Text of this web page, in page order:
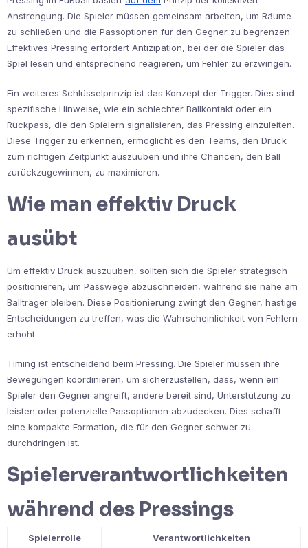
Anstrengung. Die Spieler müssen gemeinsam arbeiten, um Räume
zu schließen und die Passoptionen für den Gegner zu begrenzen.
Effektives Pressing erfordert Antizipation, bei der die Spieler das
Spiel lesen und entsprechend reagieren, um Fehler zu erzwingen.
Ein weiteres Schlüsselprinzip ist das Konzept der Trigger. Dies sind
spezifische Hinweise, wie ein schlechter Ballkontakt oder ein
Rückpass, die den Spielern signalisieren, das Pressing einzuleiten.
Diese Trigger zu erkennen, ermöglicht es den Teams, den Druck
zum richtigen Zeitpunkt auszuüben und ihre Chancen, den Ball
zurückzugewinnen, zu maximieren.
Wie man effektiv Druck
ausübt
Um effektiv Druck auszuüben, sollten sich die Spieler strategisch
positionieren, um Passwege abzuschneiden, während sie nahe am
Ballträger bleiben. Diese Positionierung zwingt den Gegner, hastige
Entscheidungen zu treffen, was die Wahrscheinlichkeit von Fehlern
erhöht.
Timing ist entscheidend beim Pressing. Die Spieler müssen ihre
Bewegungen koordinieren, um sicherzustellen, dass, wenn ein
Spieler den Gegner angreift, andere bereit sind, Unterstützung zu
leisten oder potenzielle Passoptionen abzudecken. Dies schafft
eine kompakte Formation, die für den Gegner schwer zu
durchdringen ist.
Spielerverantwortlichkeiten
während des Pressings
Spielerrolle Verantwortlichkeiten